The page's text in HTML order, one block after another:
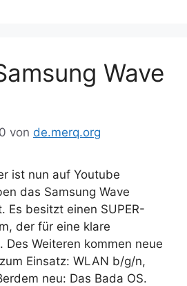
Wave
von de.merq.org
ist nun auf Youtube
das Samsung Wave
Es besitzt einen SUPER-
der für eine klare
Des Weiteren kommen neue
Einsatz: WLAN b/g/n,
neu: Das Bada OS.